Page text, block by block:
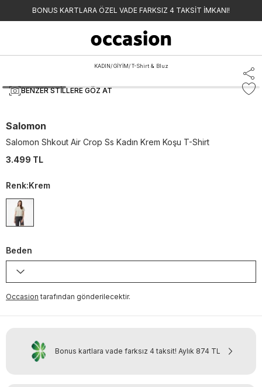
BONUS KARTLARA ÖZEL VADE FARKSIZ 4 TAKSİT İMKANI!
KADIN/ GİYİM/ T-Shirt & Bluz
BENZER STILLERE GÖZ AT
Salomon
Salomon Shkout Air Crop Ss Kadın Krem Koşu T-Shirt
3.499 TL
Renk:Krem
Beden
Occasion tarafından gönderilecektir.
Bonus kartlara vade farksız 4 taksit! Aylık 874 TL